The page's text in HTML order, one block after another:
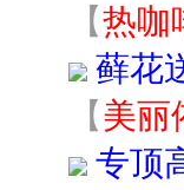
【热咖
藓花
【美丽
专顶